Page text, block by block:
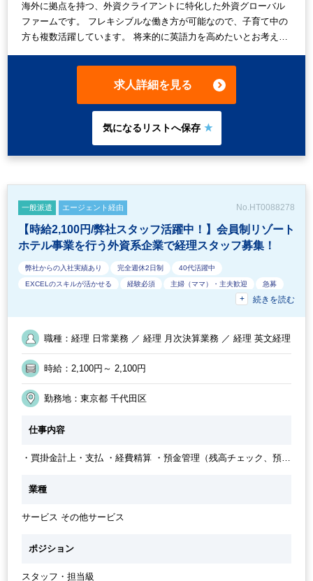
海外に拠点を持つ、外資クライアントに特化した外資グローバル
ファームです。 フレキシブルな働き方が可能なので、子育て中の
方も複数活躍しています。 将来的に英語力を高めたいとお考えの
務を学んでいきたいという意欲がある方も大歓迎です！ 時給は
1,900円からご経験、ご希望に応じて判断致します。 正社員化を
求人詳細を見る
一般派遣 エージェント経由 No.HT0088278
【時給2,100円/弊社スタッフ活躍中！】会員制リゾート
ホテル事業を行う外資系企業で経理スタッフ募集！
弊社からの入社実績あり 完全週休2日制 40代活躍中
EXCELのスキルが活かせる 経験必須 主婦（ママ）・主夫歓迎 急募
オフィスカジュアルOK
50代活躍中 外資系企業 少人数の職場 20代活躍中 残業少なめ
残業月10時間未満
土日祝休み
社内システム等のOJT 経理主担当
続きを読む
職種：経理 日常業務 ／ 経理 月次決算業務 ／ 経理 英文経理
時給：2,100円～ 2,100円
勤務地：東京都 千代田区
仕事内容
・買掛金計上・支払 ・経費精算 ・預金管理（残高チェック、預金
等）
業種
サービス その他サービス
ポジション
スタッフ・担当級